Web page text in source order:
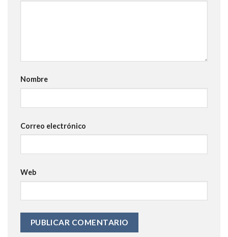
Nombre
Correo electrónico
Web